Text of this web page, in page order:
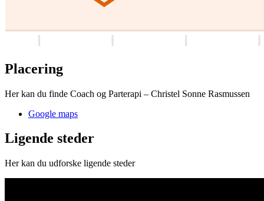
Placering
Her kan du finde Coach og Parterapi – Christel Sonne Rasmussen
Google maps
Ligende steder
Her kan du udforske ligende steder